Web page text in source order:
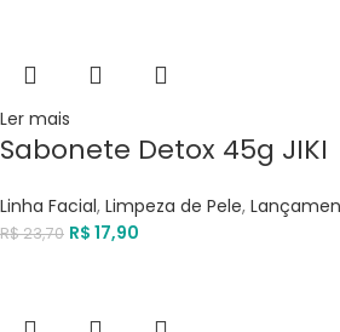
Ler mais
Sabonete Detox 45g JIKI
Linha Facial, Limpeza de Pele,
R$23,70 R$ 17,90